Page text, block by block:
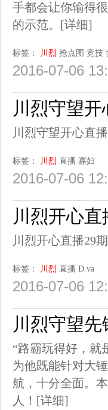
手都会让你输得
的示范。 [详细]
标签： 川烈 抢点图 竞技
2016-07-06
川烈守望
川烈守望开心直
标签： 川烈 直播 寡妇
2016-07-06
川烈开心
川烈开心直播29
标签： 川烈 直播 D.va
2016-07-06
川烈守望
“路霸玩得好，
为他既能针对大
航，十分全面。
人！ [详细]